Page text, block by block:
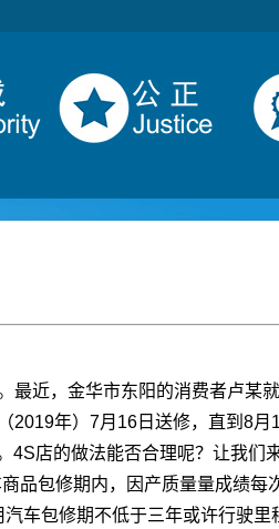
最近，金华市东阳的消费者卢某
2019年）7月16日送修，直到8月
店的做法能否合理呢？让我们
品包修期内，因产质量量成绩每
车包修期不低于三年或许行驶里